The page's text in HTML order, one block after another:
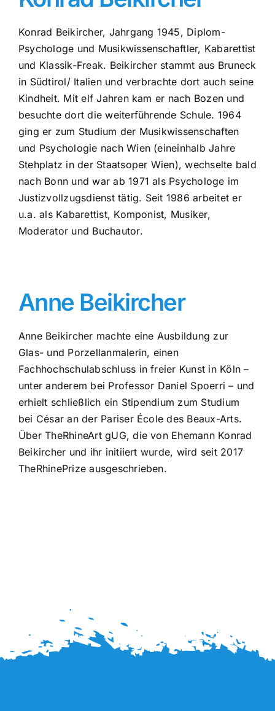
Konrad Beikircher, Jahrgang 1945, Diplom-
Psychologe und Musikwissenschaftler, Kabarettist
und Klassik-Freak. Beikircher stammt aus Bruneck
in Südtirol/ Italien und verbrachte dort auch seine
Kindheit. Mit elf Jahren kam er nach Bozen und
besuchte dort die weiterführende Schule. 1964
ging er zum Studium der Musikwissenschaften
und Psychologie nach Wien (eineinhalb Jahre
Stehplatz in der Staatsoper Wien), wechselte bald
nach Bonn und war ab 1971 als Psychologe im
Justizvollzugsdienst tätig. Seit 1986 arbeitet er
u.a. als Kabarettist, Komponist, Musiker,
Moderator und Buchautor.
Anne Beikircher
Anne Beikircher machte eine Ausbildung zur
Glas- und Porzellanmalerin, einen
Fachhochschulabschluss in freier Kunst in Köln –
unter anderem bei Professor Daniel Spoerri – und
erhielt schließlich ein Stipendium zum Studium
bei César an der Pariser École des Beaux-Arts.
Über TheRhineArt gUG, die von Ehemann Konrad
Beikircher und ihr initiiert wurde, wird seit 2017
TheRhinePrize ausgeschrieben.